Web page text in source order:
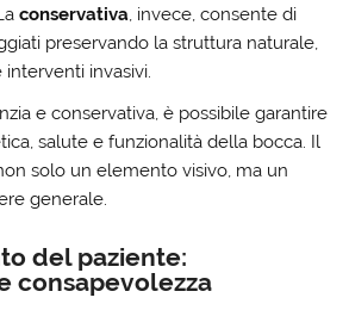
conservativa, invece, consente di
preservando la struttura naturale,
invasivi.
e conservativa, è possibile garantire
salute e funzionalità della bocca. Il
solo un elemento visivo, ma un
generale.
del paziente:
consapevolezza